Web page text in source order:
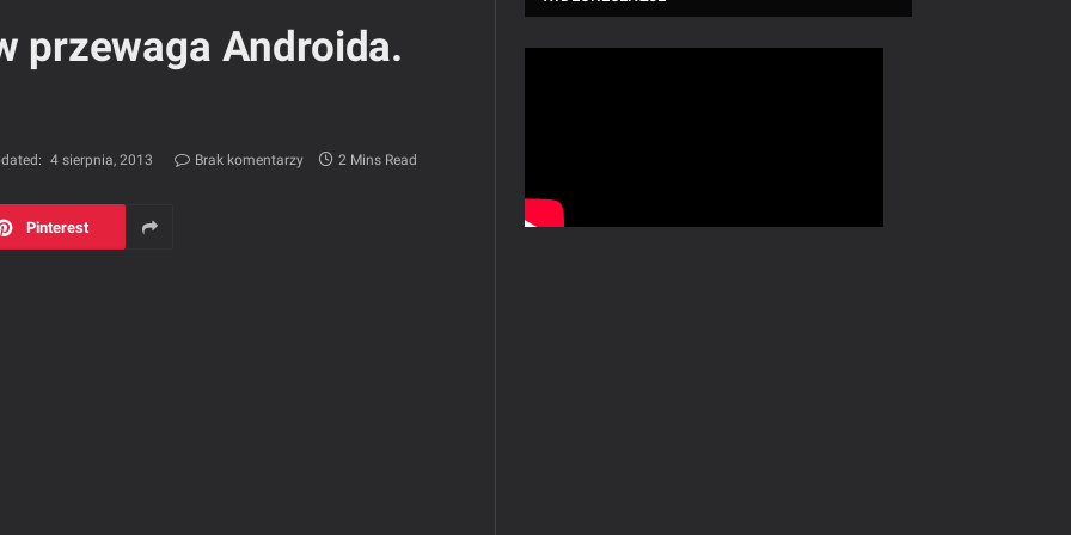
przewaga Androida.
4 sierpnia, 2013 Brak komentarzy 2 Mins Read
Pinterest